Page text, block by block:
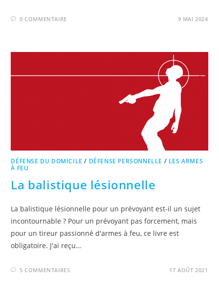
0 COMMENTAIRE 9 MAI 2024
DÉFENSE DU DOMICILE / DÉFENSE PERSONNELLE / LES ARMES
À FEU
La balistique lésionnelle
La balistique lésionnelle pour un prévoyant est-il un sujet
incontournable ? Pour un prévoyant pas forcement, mais
pour un tireur passionné d'armes à feu, ce livre est
obligatoire. J'ai reçu…
5 COMMENTAIRES 17 AOÛT 2021